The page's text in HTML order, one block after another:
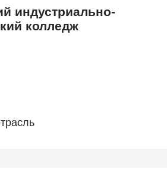
индустриально-
колледж